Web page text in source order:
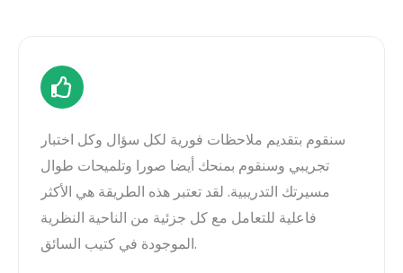
سنقوم بتقديم ملاحظات فورية لكل سؤال وكل اختبار
تجريبي وسنقوم بمنحك أيضا صورا وتلميحات طوال
مسيرتك التدريبية. لقد تعتبر هذه الطريقة هي الأكثر
فاعلية للتعامل مع كل جزئية من الناحية النظرية
الموجودة في كتيب السائق.